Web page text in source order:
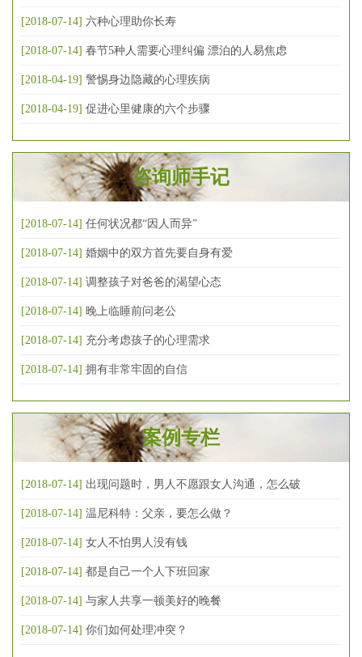
[2018-07-14] 六种心理助你长寿
[2018-07-14] 春节5种人需要心理纠偏 漂泊的人易焦虑
[2018-04-19] 警惕身边隐藏的心理疾病
[2018-04-19] 促进心里健康的六个步骤
咨询师手记
[2018-07-14] 任何状况都“因人而异”
[2018-07-14] 婚姻中的双方首先要自身有爱
[2018-07-14] 调整孩子对爸爸的渴望心态
[2018-07-14] 晚上临睡前问老公
[2018-07-14] 充分考虑孩子的心理需求
[2018-07-14] 拥有非常牢固的自信
案例专栏
[2018-07-14] 出现问题时，男人不愿跟女人沟通，怎么破
[2018-07-14] 温尼科特：父亲，要怎么做？
[2018-07-14] 女人不怕男人没有钱
[2018-07-14] 都是自己一个人下班回家
[2018-07-14] 与家人共享一顿美好的晚餐
[2018-07-14] 你们如何处理冲突？